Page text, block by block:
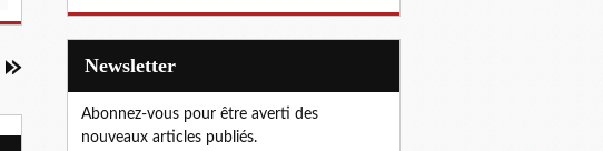
Newsletter
Abonnez-vous pour être averti des
nouveaux articles publiés.